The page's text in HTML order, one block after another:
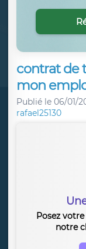
contrat de
mon
Publié le 06/01/
rafael25130
Posez
notre